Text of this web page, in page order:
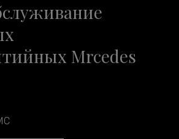
Mrcedes